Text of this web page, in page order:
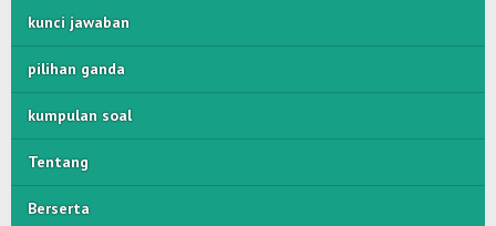
kunci jawaban
pilihan ganda
kumpulan soal
Tentang
Berserta